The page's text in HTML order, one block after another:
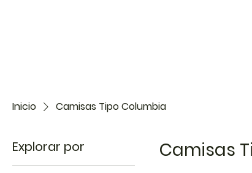
Inicio Camisas Tipo Columbia
Explorar por Camisas